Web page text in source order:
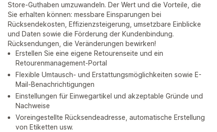
Store-Guthaben umzuwandeln. Der Wert und die Vorteile, die
Sie erhalten können: messbare Einsparungen bei
Rücksendekosten, Effizienzsteigerung, umsetzbare Einblicke
und Daten sowie die Förderung der Kundenbindung.
Rücksendungen, die Veränderungen bewirken!
Erstellen Sie eine eigene Retourenseite und ein
Retourenmanagement-Portal
Flexible Umtausch- und Erstattungsmöglichkeiten sowie E-
Mail-Benachrichtigungen
Einstellungen für Einwegartikel und akzeptable Gründe und
Nachweise
Voreingestellte Rücksendeadresse, automatische Erstellung
von Etiketten usw.